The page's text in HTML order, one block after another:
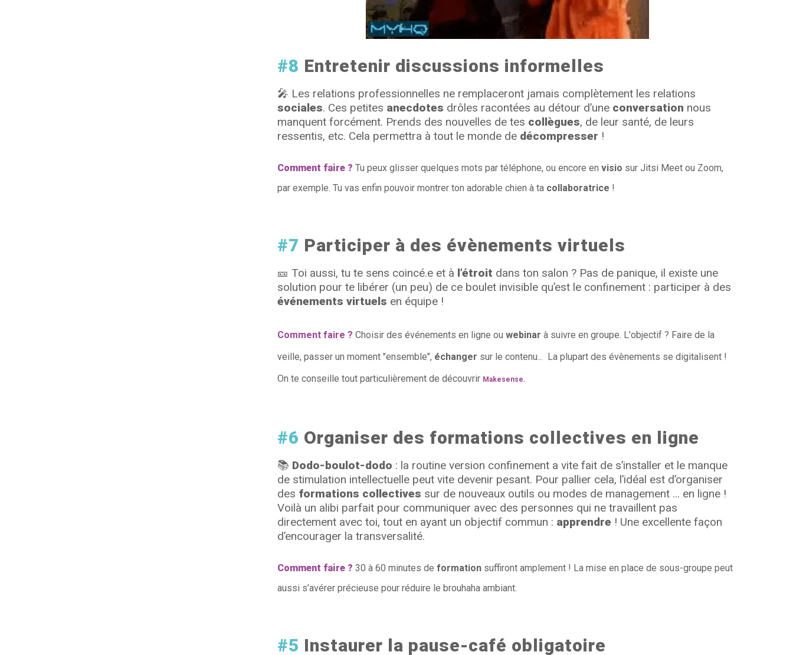
#8 Entretenir discussions informelles
🎤 Les relations professionnelles ne remplaceront jamais complètement les relations
sociales. Ces petites anecdotes drôles racontées au détour d’une conversation nous
manquent forcément. Prends des nouvelles de tes collègues, de leur santé, de leurs
ressentis, etc. Cela permettra à tout le monde de décompresser !
Comment faire ? Tu peux glisser quelques mots par téléphone, ou encore en visio sur Jitsi Meet ou Zoom,
par exemple. Tu vas enfin pouvoir montrer ton adorable chien à ta collaboratrice !
#7 Participer à des évènements virtuels
🎫 Toi aussi, tu te sens coincé.e et à l’étroit dans ton salon ? Pas de panique, il existe une
solution pour te libérer (un peu) de ce boulet invisible qu’est le confinement : participer à des
événements virtuels en équipe !
Comment faire ? Choisir des événements en ligne ou webinar à suivre en groupe. L'objectif ? Faire de la
veille, passer un moment "ensemble", échanger sur le contenu... La plupart des évènements se digitalisent !
On te conseille tout particulièrement de découvrir Makesense.
#6 Organiser des formations collectives en ligne
📚 Dodo-boulot-dodo : la routine version confinement a vite fait de s’installer et le manque
de stimulation intellectuelle peut vite devenir pesant. Pour pallier cela, l’idéal est d’organiser
des formations collectives sur de nouveaux outils ou modes de management … en ligne !
Voilà un alibi parfait pour communiquer avec des personnes qui ne travaillent pas
directement avec toi, tout en ayant un objectif commun : apprendre ! Une excellente façon
d’encourager la transversalité.
Comment faire ? 30 à 60 minutes de formationsuffiront amplement ! La mise en place de sous-groupe peut
aussi s’avérer précieuse pour réduire le brouhaha ambiant.
#5 Instaurer la pause-café obligatoire